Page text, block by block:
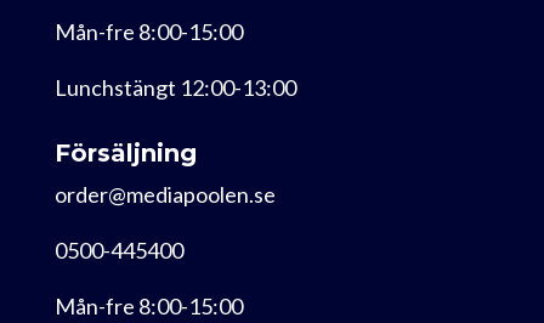
Mån-fre 8:00-15:00
Lunchstängt 12:00-13:00
Försäljning
order@mediapoolen.se
0500-445400
Mån-fre 8:00-15:00